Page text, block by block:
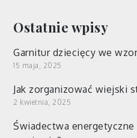
Ostatnie wpisy
Garnitur dziecięcy we
15 maja, 2025
Jak zorganizować wiejski
2 kwietnia, 2025
Świadectwa